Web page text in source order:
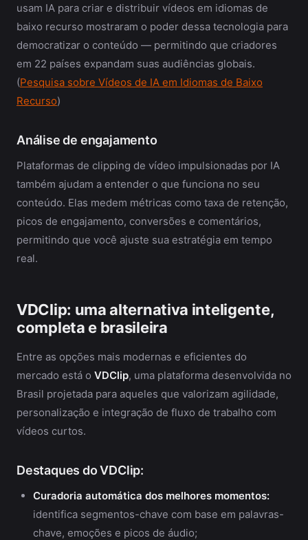
usam IA para criar e distribuir vídeos em idiomas de
baixo recurso mostraram o poder dessa tecnologia para
democratizar o conteúdo — permitindo que criadores
em 22 países expandam suas audiências globais.
(Pesquisa sobre Vídeos de IA em Idiomas de Baixo
Recurso)
Análise de engajamento
Plataformas de clipping de vídeo impulsionadas por IA
também ajudam a entender o que funciona no seu
conteúdo. Elas medem métricas como taxa de retenção,
picos de engajamento, conversões e comentários,
permitindo que você ajuste sua estratégia em tempo
real.
VDClip: uma alternativa inteligente,
completa e brasileira
Entre as opções mais modernas e eficientes do
mercado está o VDClip, uma plataforma desenvolvida no
Brasil projetada para aqueles que valorizam agilidade,
personalização e integração de fluxo de trabalho com
vídeos curtos.
Destaques do VDClip:
Curadoria automática dos melhores momentos:
identifica segmentos-chave com base em palavras-
chave, emoções e picos de áudio;